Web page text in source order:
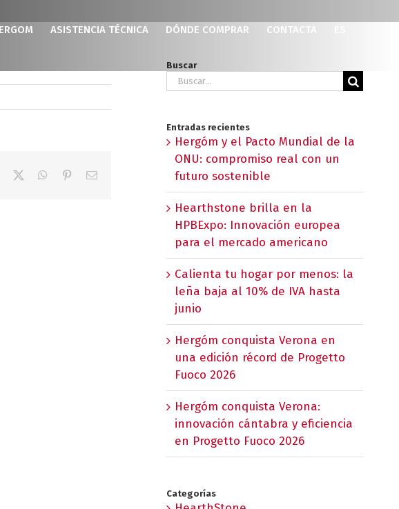
ASISTENCIA TÉCNICA DÓNDE COMPRAR CONTACTA
Facebook WhatsApp
PinterestCorreo
Buscar
Buscar:
Entradas recientes
Hergóm y el Pacto Mundial de la
ONU: compromiso real con un
futuro sostenible
Hearthstone brilla en la
HPBExpo: Innovación europea
para el mercado americano
Calienta tu hogar por menos: la
leña baja al 10% de IVA hasta
junio
Hergóm conquista Verona en
una edición récord de Progetto
Fuoco 2026
Hergóm conquista Verona:
innovación cántabra y eficiencia
en Progetto Fuoco 2026
Categorías